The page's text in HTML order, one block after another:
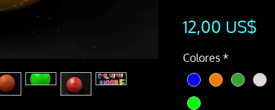
12,00 US$
Colores *